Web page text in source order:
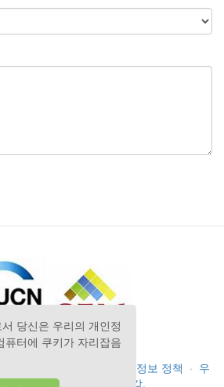
당신은 우리의 개인정
퓨터에 쿠키가 자리잡음
개인정보 정책 · 우
하세요. · 처음으로 돌아 감.